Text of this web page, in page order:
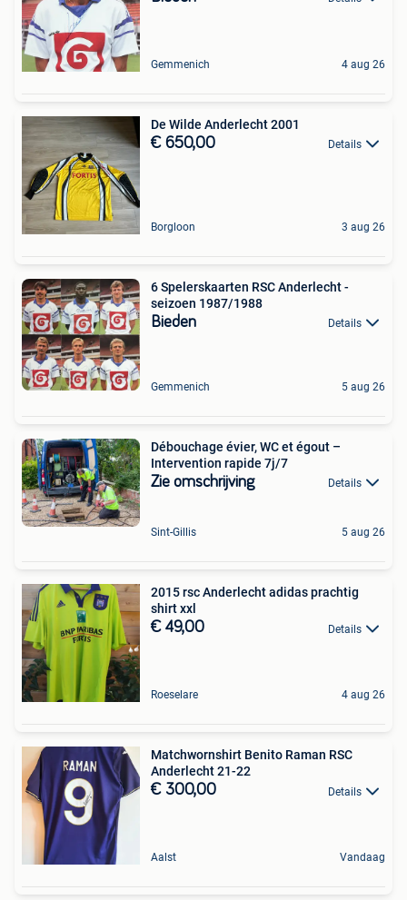
Gemmenich 4 aug 26
De Wilde Anderlecht 2001
€ 650,00 Details
Borgloon 3 aug 26
6 Spelerskaarten RSC Anderlecht -
seizoen 1987/1988
Bieden Details
Gemmenich 5 aug 26
Débouchage évier, WC et égout –
Intervention rapide 7j/7
Zie omschrijving Details
Sint-Gillis 5 aug 26
2015 rsc Anderlecht adidas prachtig
shirt xxl
€ 49,00 Details
Roeselare 4 aug 26
Matchwornshirt Benito Raman RSC
Anderlecht 21-22
€ 300,00 Details
Aalst Vandaag